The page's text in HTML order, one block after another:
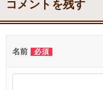
コメントを残す
名前 必須